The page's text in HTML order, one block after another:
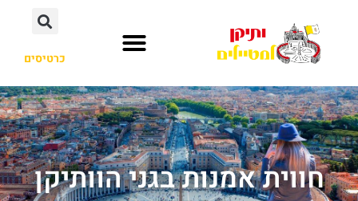
כרטיסים
חווית אמנות בגני הוותיקן